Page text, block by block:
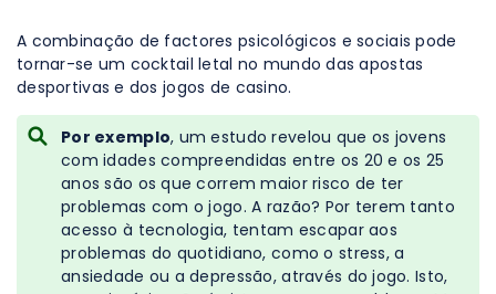
A combinação de factores psicológicos e sociais pode
tornar-se um cocktail letal no mundo das apostas
desportivas e dos jogos de casino.
Por exemplo, um estudo revelou que os jovens
com idades compreendidas entre os 20 e os 25
anos são os que correm maior risco de ter
problemas com o jogo. A razão? Por terem tanto
acesso à tecnologia, tentam escapar aos
problemas do quotidiano, como o stress, a
ansiedade ou a depressão, através do jogo. Isto,